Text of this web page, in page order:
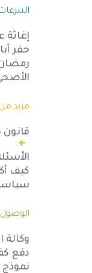
إغاثة
حفر
رمضان
الأضحى
مزيد
كيف
وكالة
دفع